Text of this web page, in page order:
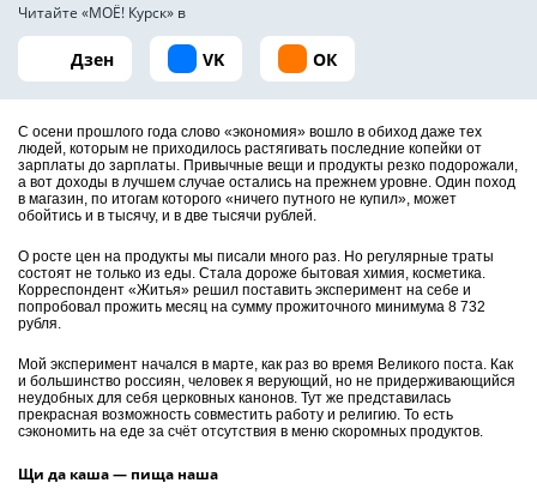
Читайте «МОЁ! Курск» в
Дзен VK ОК
С осени прошлого года слово «экономия» вошло в обиход даже тех
людей, которым не приходилось растягивать последние копейки от
зарплаты до зарплаты. Привычные вещи и продукты резко подорожали,
а вот доходы в лучшем случае остались на прежнем уровне. Один поход
в магазин, по итогам которого «ничего путного не купил», может
обойтись и в тысячу, и в две тысячи рублей.
О росте цен на продукты мы писали много раз. Но регулярные траты
состоят не только из еды. Стала дороже бытовая химия, косметика.
Корреспондент «Житья» решил поставить эксперимент на себе и
попробовал прожить месяц на сумму прожиточного минимума 8 732
рубля.
Мой эксперимент начался в марте, как раз во время Великого поста. Как
и большинство россиян, человек я верующий, но не придерживающийся
неудобных для себя церковных канонов. Тут же представилась
прекрасная возможность совместить работу и религию. То есть
сэкономить на еде за счёт отсутствия в меню скоромных продуктов.
Щи да каша — пища наша